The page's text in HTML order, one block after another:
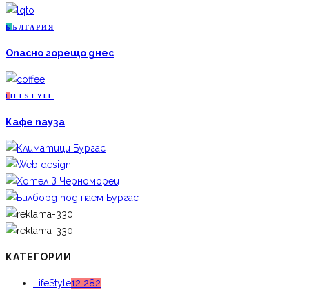
Б ЪЛГАРИЯ
Опасно горещо днес
L IFESTYLE
Кафе пауза
КАТЕГОРИИ
LifeStyle12 282